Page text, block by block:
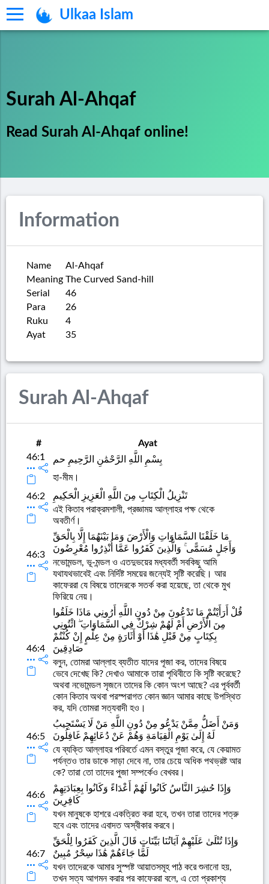
Ulkaa Islam
Surah Al-Ahqaf
Read Surah Al-Ahqaf online!
Information
Name
Al-Ahqaf
Meaning The Curved Sand-hill
Serial
46
Para
26
Ruku
4
Ayat
35
Surah Al-Ahqaf
#
Ayat
46:1
بِسْمِ اللَّهِ الرَّحْمَٰنِ الرَّحِيمِ حم
হা-মীম।
46:2
تَنْزِيلُ الْكِتَابِ مِنَ اللَّهِ الْعَزِيزِ الْحَكِيمِ
এই কিতাব পরাক্রমশালী, প্রজ্ঞাময় আল্লাহর পক্ষ থেকে
অবতীর্ণ।
46:3
مَا خَلَقْنَا السَّمَاوَاتِ وَالْأَرْضَ وَمَا بَيْنَهُمَا إِلَّا بِالْحَقِّ
وَأَجَلٍ مُسَمًّى ۚ وَالَّذِينَ كَفَرُوا عَمَّا أُنْذِرُوا مُعْرِضُونَ
নভোমন্ডল, ভূ-মন্ডল ও এতদুভয়ের মধ্যবর্তী সবকিছু আমি
যথাযথভাবেই এবং নির্দিষ্ট সময়ের জন্যেই সৃষ্টি করেছি। আর
কাফেররা যে বিষয়ে তাদেরকে সতর্ক করা হয়েছে, তা থেকে মুখ
ফিরিয়ে নেয়।
46:4
قُلْ أَرَأَيْتُمْ مَا تَدْعُونَ مِنْ دُونِ اللَّهِ أَرُونِي مَاذَا خَلَقُوا
مِنَ الْأَرْضِ أَمْ لَهُمْ شِرْكٌ فِي السَّمَاوَاتِ ۖ ائْتُونِي
بِكِتَابٍ مِنْ قَبْلِ هَٰذَا أَوْ أَثَارَةٍ مِنْ عِلْمٍ إِنْ كُنْتُمْ
صَادِقِينَ
বলুন, তোমরা আল্লাহ ব্যতীত যাদের পূজা কর, তাদের বিষয়ে
ভেবে দেখেছ কি? দেখাও আমাকে তারা পৃথিবীতে কি সৃষ্টি করেছে?
অথবা নভোমন্ডল সৃজনে তাদের কি কোন অংশ আছে? এর পূর্ববর্তী
কোন কিতাব অথবা পরস্পরাগত কোন জ্ঞান আমার কাছে উপস্থিত
কর, যদি তোমরা সত্যবাদী হও।
46:5
وَمَنْ أَضَلُّ مِمَّنْ يَدْعُو مِنْ دُونِ اللَّهِ مَنْ لَا يَسْتَجِيبُ
لَهُ إِلَىٰ يَوْمِ الْقِيَامَةِ وَهُمْ عَنْ دُعَائِهِمْ غَافِلُونَ
যে ব্যক্তি আল্লাহর পরিবর্তে এমন বস্তুর পূজা করে, যে কেয়ামত
পর্যন্তও তার ডাকে সাড়া দেবে না, তার চেয়ে অধিক পথভ্রষ্ট আর
কে? তারা তো তাদের পুজা সম্পর্কেও বেখবর।
46:6
وَإِذَا حُشِرَ النَّاسُ كَانُوا لَهُمْ أَعْدَاءً وَكَانُوا بِعِبَادَتِهِمْ
كَافِرِينَ
যখন মানুষকে হাশরে একত্রিত করা হবে, তখন তারা তাদের শত্রু
হবে এবং তাদের এবাদত অস্বীকার করবে।
46:7
وَإِذَا تُتْلَىٰ عَلَيْهِمْ آيَاتُنَا بَيِّنَاتٍ قَالَ الَّذِينَ كَفَرُوا لِلْحَقِّ
لَمَّا جَاءَهُمْ هَٰذَا سِحْرٌ مُبِينٌ
যখন তাদেরকে আমার সুস্পষ্ট আয়াতসমূহ পাঠ করে শুনানো হয়,
তখন সত্য আগমন করার পর কাফেররা বলে, এ তো প্রকাশ্য